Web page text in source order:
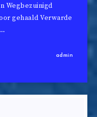
Wegbezuinigd
gehaald Verwarde
admin